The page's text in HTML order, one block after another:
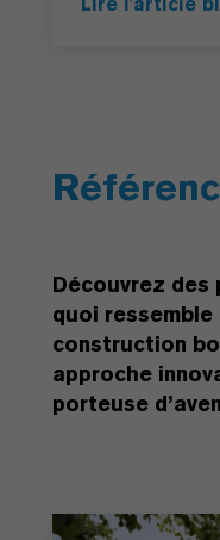
Découvrez
quoi
construction
approche
porteuse